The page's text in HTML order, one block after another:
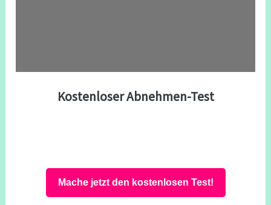
Kostenloser Abnehmen-Test
Mache jetzt den kostenlosen Test!